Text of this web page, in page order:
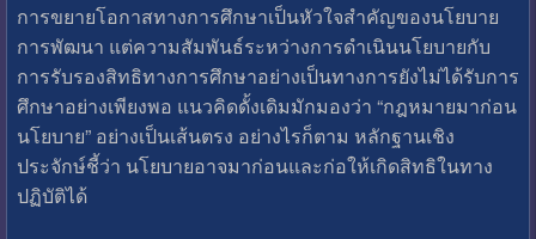
การขยายโอกาสทางการศึกษาเป็นหัวใจสำคัญของนโยบาย
การพัฒนา แต่ความสัมพันธ์ระหว่างการดำเนินนโยบายกับ
การรับรองสิทธิทางการศึกษาอย่างเป็นทางการยังไม่ได้รับการ
ศึกษาอย่างเพียงพอ แนวคิดดั้งเดิมมักมองว่า “กฎหมายมาก่อน
นโยบาย” อย่างเป็นเส้นตรง อย่างไรก็ตาม หลักฐานเชิง
ประจักษ์ชี้ว่า นโยบายอาจมาก่อนและก่อให้เกิดสิทธิในทาง
ปฏิบัติได้